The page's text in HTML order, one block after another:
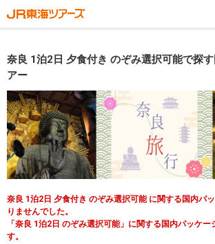
奈良 1泊2日 夕食付き のぞみ選択可能で探
アー
奈良 1泊2日 夕食付き のぞみ選択可能 に関する国内パ
りませんでした。
「奈良 1泊2日 のぞみ選択可能」に関する国内パッケー
す。